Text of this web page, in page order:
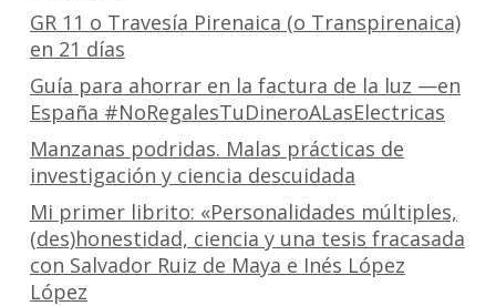
GR 11 o Travesía Pirenaica (o Transpirenaica)
en 21 días
Guía para ahorrar en la factura de la luz —en
España #NoRegalesTuDineroALasElectricas
Manzanas podridas. Malas prácticas de
investigación y ciencia descuidada
Mi primer librito: «Personalidades múltiples,
(des)honestidad, ciencia y una tesis fracasada
con Salvador Ruiz de Maya e Inés López
López